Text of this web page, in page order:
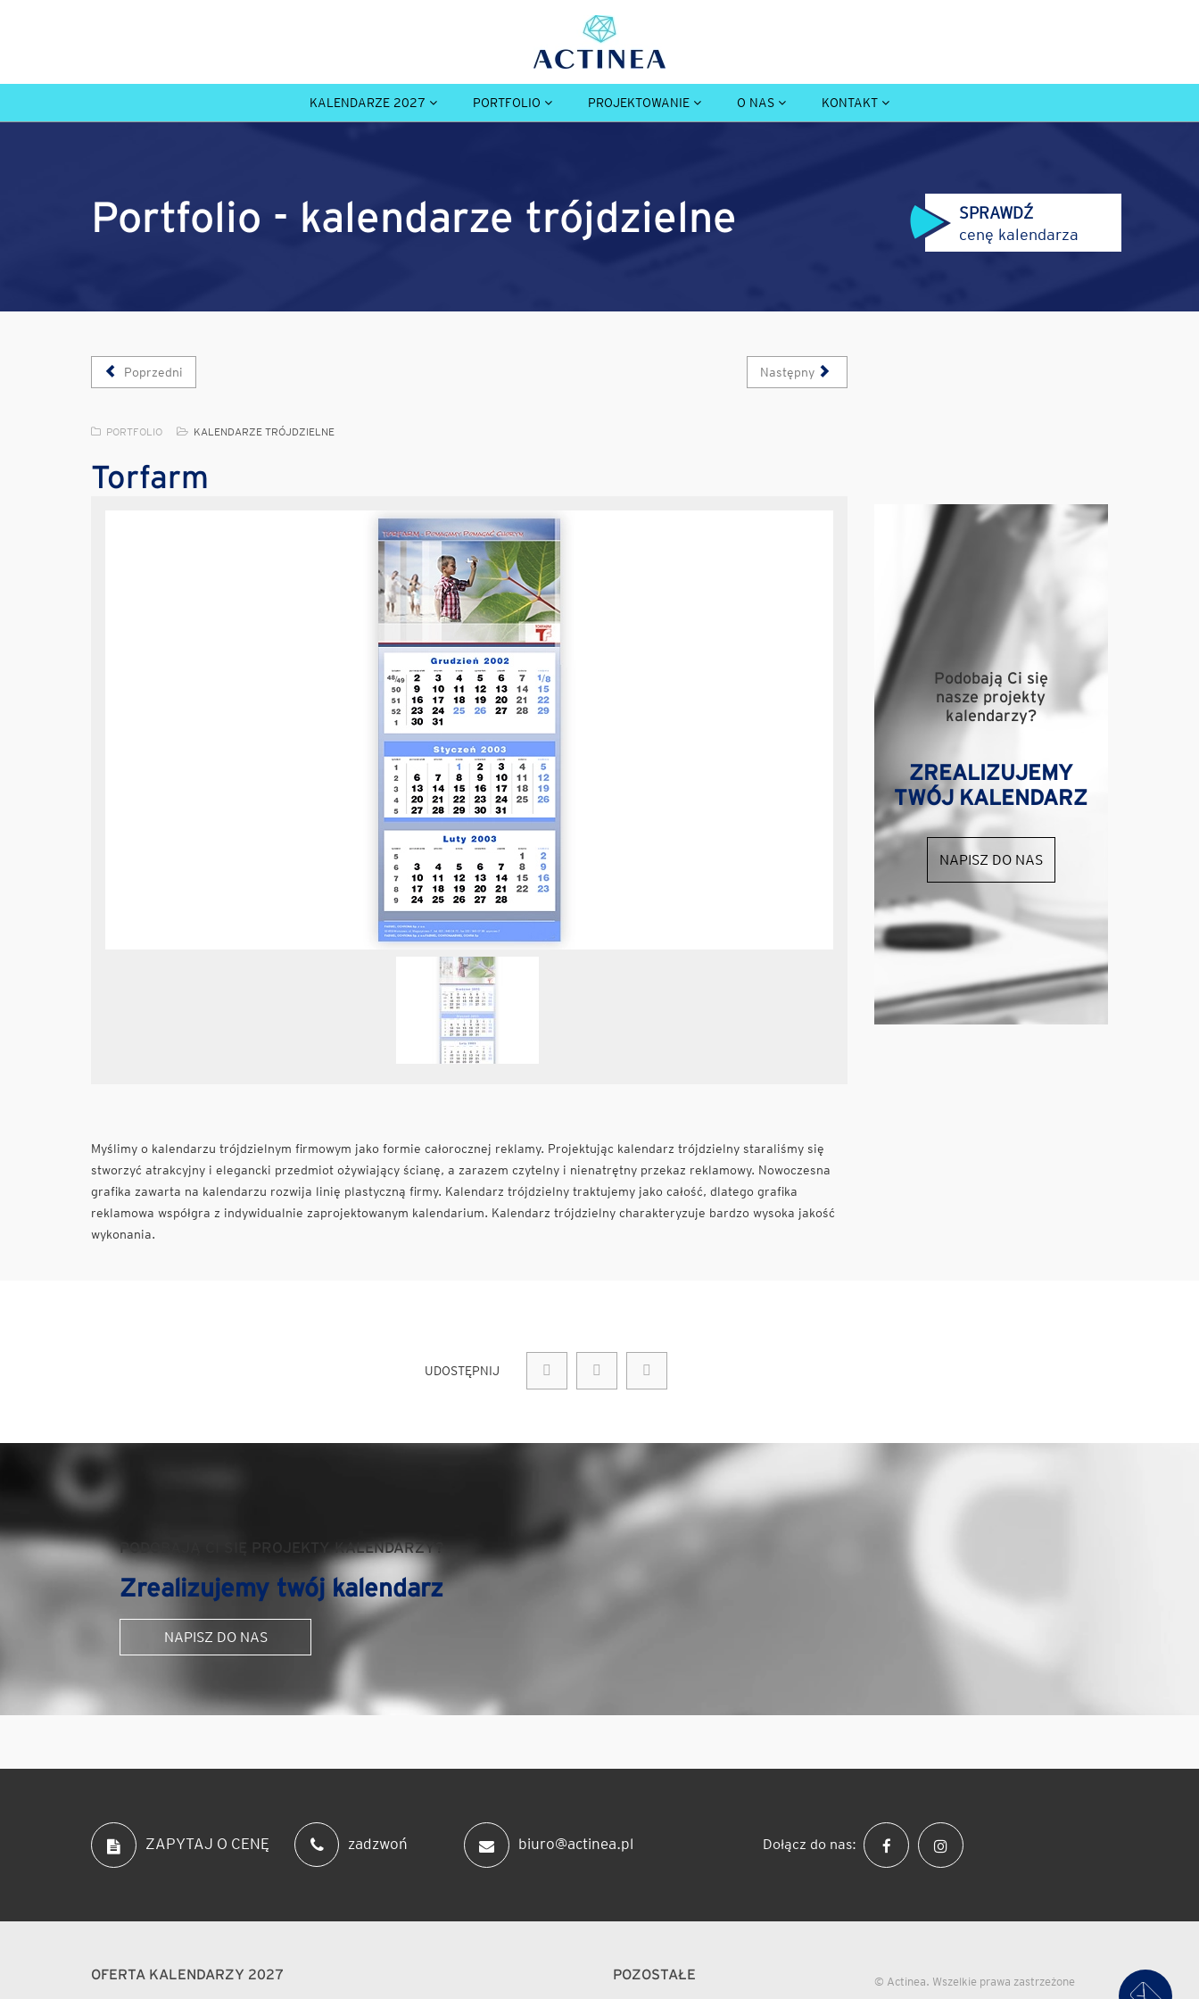
KALENDARZE 2027 PORTFOLIO PROJEKTOWANIE O NAS KONTAKT
Portfolio - kalendarze trójdzielne
SPRAWDŹ
cenę kalendarza
Poprzedni Następny
PORTFOLIO KALENDARZE TRÓJDZIELNE
Torfarm
Myślimy o kalendarzu trójdzielnym firmowym jako formie całorocznej reklamy. Projektując kalendarz trójdzielny staraliśmy się
stworzyć atrakcyjny i elegancki przedmiot ożywiający ścianę, a zarazem czytelny i nienatrętny przekaz reklamowy. Nowoczesna
grafika zawarta na kalendarzu rozwija linię plastyczną firmy. Kalendarz trójdzielny traktujemy jako całość, dlatego grafika
reklamowa współgra z indywidualnie zaprojektowanym kalendarium. Kalendarz trójdzielny charakteryzuje bardzo wysoka jakość
wykonania.
Podobają Ci się
nasze projekty
kalendarzy?
ZREALIZUJEMY
TWÓJ KALENDARZ
NAPISZ DO NAS
UDOSTĘPNIJ
PODOBAJĄ CI SIĘ PROJEKTY KALENDARZY?
Zrealizujemy twój kalendarz
NAPISZ DO NAS
ZAPYTAJ O CENĘ zadzwoń biuro@actinea.pl Dołącz do nas:
OFERTA KALENDARZY 2027 POZOSTAŁE © Actinea. Wszelkie prawa zastrzeżone